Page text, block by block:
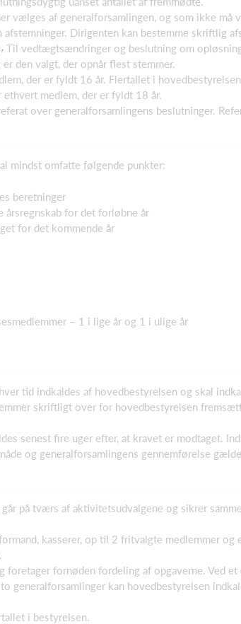
vælges af generalforsamlingen, og som ikke må
Dirigenten kan bestemme skriftlig
Til vedtægtsændringer og beslutning om
den valgt, der opnår flest stemmer.
der er fyldt 16 år. Flertallet i
ethvert medlem, der er fyldt 18 år.
over generalforsamlingens beslutninger.
mindst omfatte følgende punkter:
beretninger
for det forløbne år
for det kommende år
– 1 i lige år og 1 i ulige år
tid indkaldes af hovedbestyrelsen og skal
skriftligt over for hovedbestyrelsen
senest fire uger efter, at kravet er modtaget.
og generalforsamlingens gennemførelse
på tværs af aktivitetsudvalgene og sikrer
kasserer, op til 2 fritvalgte medlemmer og
fornøden fordeling af opgaverne. Ved et
generalforsamlinger kan hovedbestyrelsen
i bestyrelsen.